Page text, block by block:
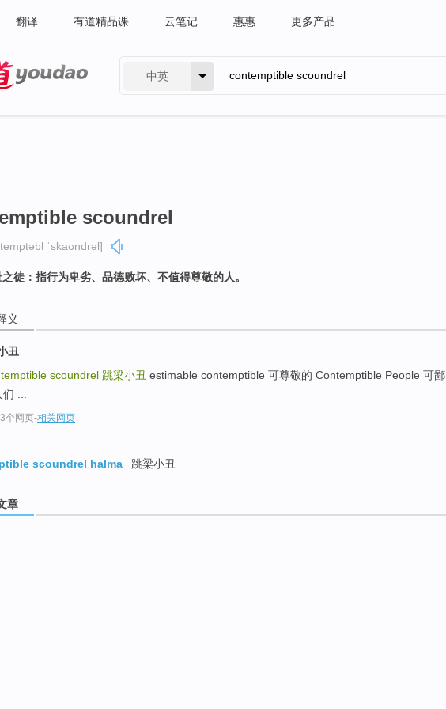
翻译 有道精品课 云笔记 惠惠 更多产品
中英
scoundrel
ˈskaʊndrəl]
徒：指行为卑劣、品德败坏、不值得尊敬的人。
义
丑
scoundrel 跳梁小丑 estimable contemptible 可尊敬的 Contemptible People 可鄙
...
个网页-相关网页
scoundrel halma
跳梁小丑
章